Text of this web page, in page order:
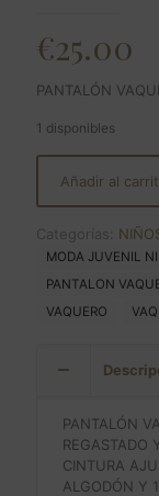
€25.00
PANTALÓN
1 disponibles
Añadir al
Categorías:
MODA JUVENIL
PANTALON
VAQUERO
PANTALÓN
REGASTADO
CINTURA
ALGODÓN Y